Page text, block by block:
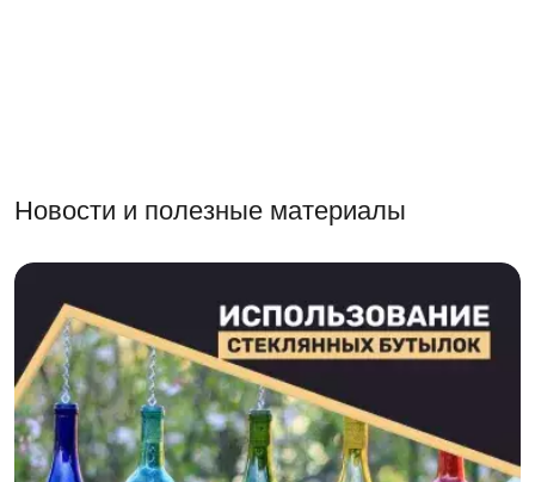
Новости и полезные материалы